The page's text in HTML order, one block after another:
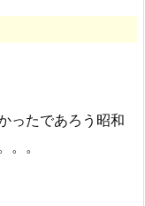
ったであろう昭和
。。